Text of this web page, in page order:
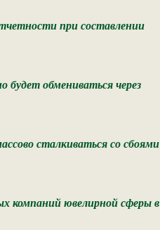
при составлении
обмениваться через
сталкиваться со сбоями
компаний ювелирной сферы в